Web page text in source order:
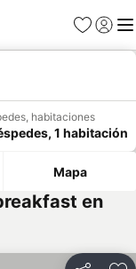
Favoritos
Iniciar
habitaciones
1 habitación
Mapa
en